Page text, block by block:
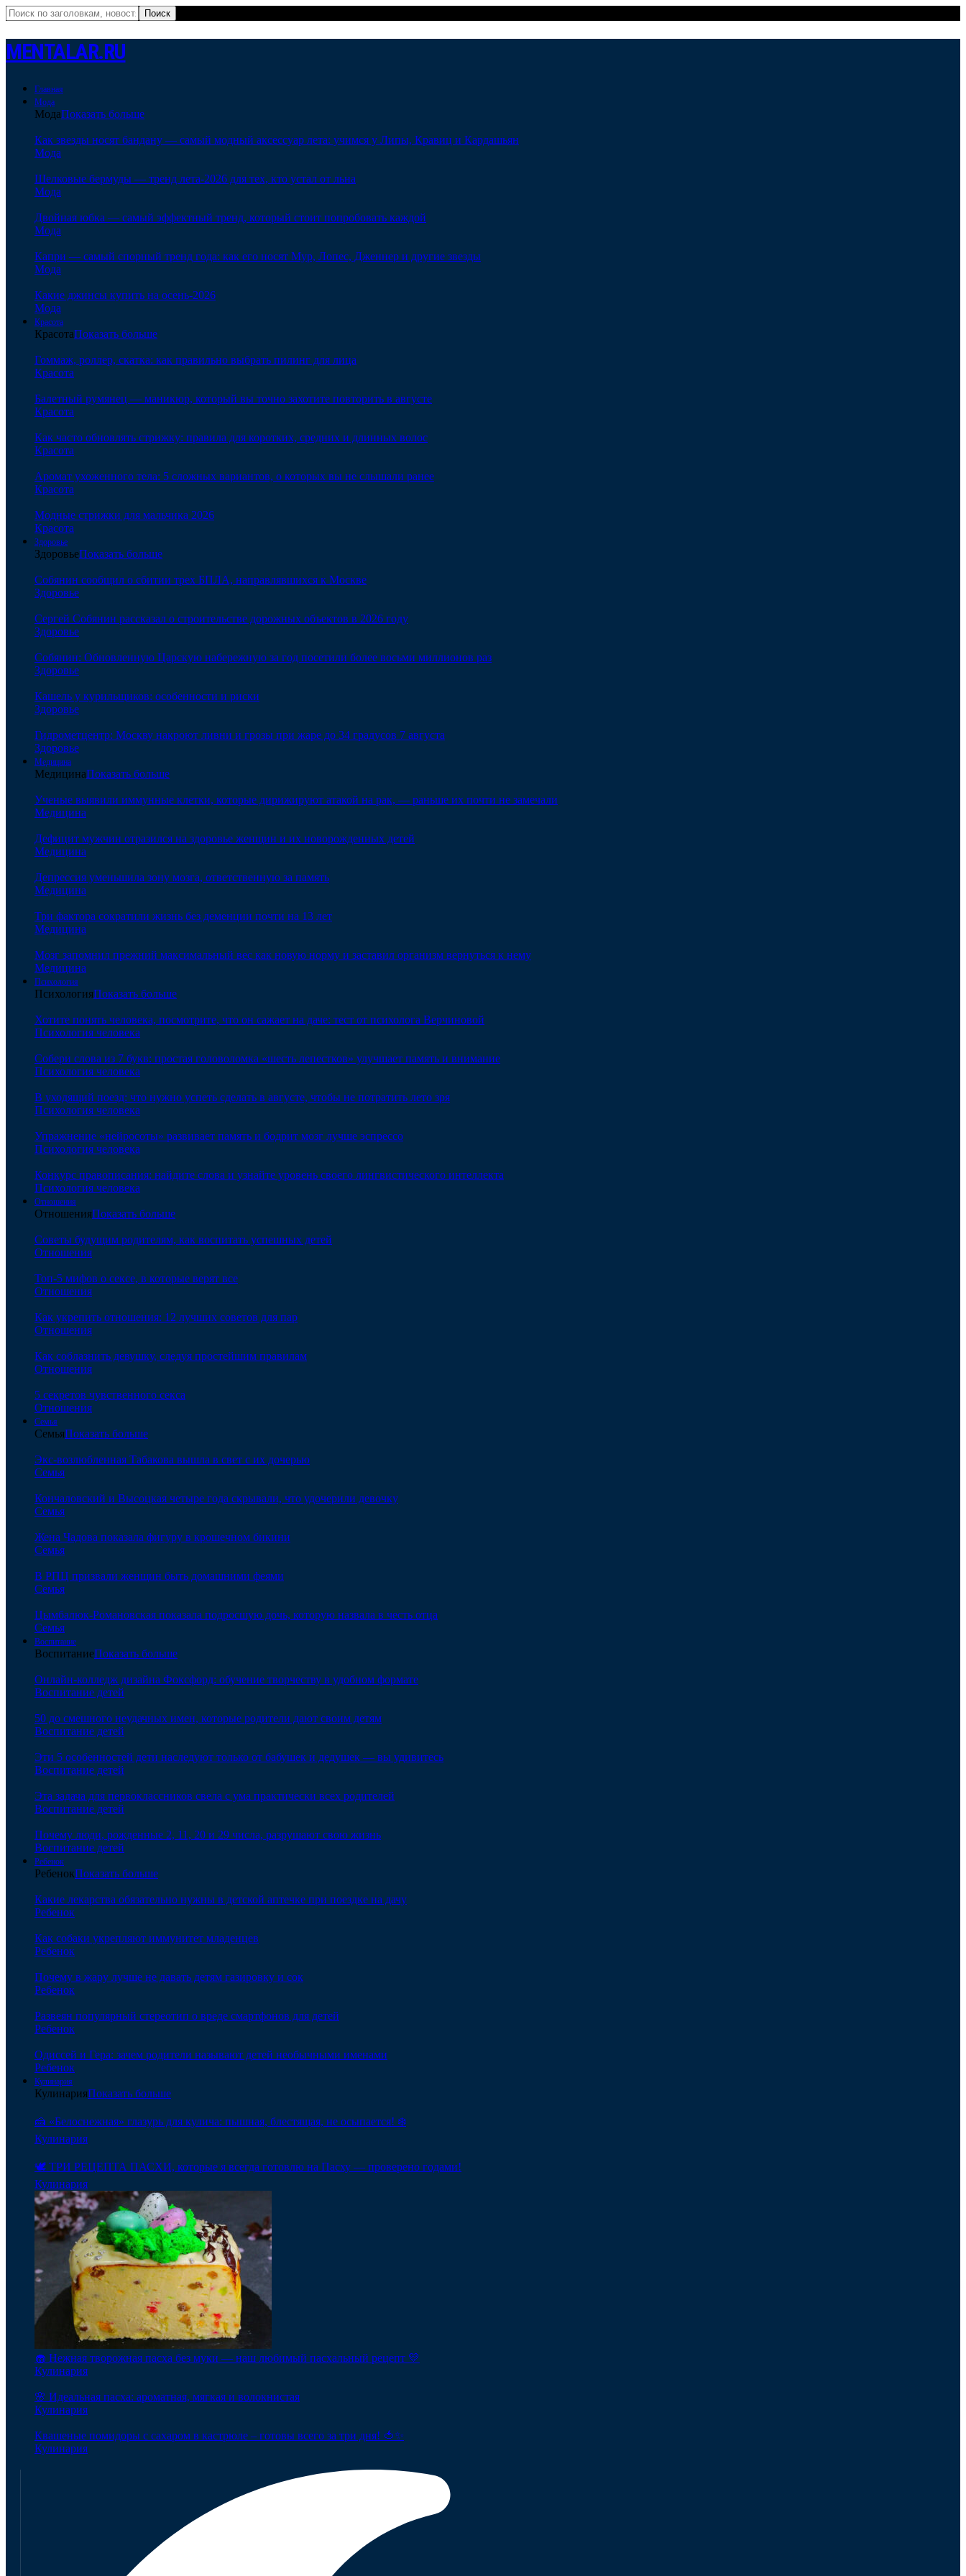
MENTALAR.RU
Главная
Мода
МодаПоказать больше
Как звезды носят бандану — самый модный аксессуар лета: учимся у Липы, Кравиц и Кардашьян
Мода
Шелковые бермуды — тренд лета-2026 для тех, кто устал от льна
Мода
Двойная юбка — самый эффектный тренд, который стоит попробовать каждой
Мода
Капри — самый спорный тренд года: как его носят Мур, Лопес, Дженнер и другие звезды
Мода
Какие джинсы купить на осень-2026
Мода
Красота
КрасотаПоказать больше
Гоммаж, роллер, скатка: как правильно выбрать пилинг для лица
Красота
Балетный румянец — маникюр, который вы точно захотите повторить в августе
Красота
Как часто обновлять стрижку: правила для коротких, средних и длинных волос
Красота
Аромат ухоженного тела: 5 сложных вариантов, о которых вы не слышали ранее
Красота
Модные стрижки для мальчика 2026
Красота
Здоровье
ЗдоровьеПоказать больше
Собянин сообщил о сбитии трех БПЛА, направлявшихся к Москве
Здоровье
Сергей Собянин рассказал о строительстве дорожных объектов в 2026 году
Здоровье
Собянин: Обновленную Царскую набережную за год посетили более восьми миллионов раз
Здоровье
Кашель у курильщиков: особенности и риски
Здоровье
Гидрометцентр: Москву накроют ливни и грозы при жаре до 34 градусов 7 августа
Здоровье
Медицина
МедицинаПоказать больше
Ученые выявили иммунные клетки, которые дирижируют атакой на рак, — раньше их почти не замечали
Медицина
Дефицит мужчин отразился на здоровье женщин и их новорожденных детей
Медицина
Депрессия уменьшила зону мозга, ответственную за память
Медицина
Три фактора сократили жизнь без деменции почти на 13 лет
Медицина
Мозг запомнил прежний максимальный вес как новую норму и заставил организм вернуться к нему
Медицина
Психология
ПсихологияПоказать больше
Хотите понять человека, посмотрите, что он сажает на даче: тест от психолога Верчиновой
Психология человека
Собери слова из 7 букв: простая головоломка «шесть лепестков» улучшает память и внимание
Психология человека
В уходящий поезд: что нужно успеть сделать в августе, чтобы не потратить лето зря
Психология человека
Упражнение «нейросоты» развивает память и бодрит мозг лучше эспрессо
Психология человека
Конкурс правописания: найдите слова и узнайте уровень своего лингвистического интеллекта
Психология человека
Отношения
ОтношенияПоказать больше
Советы будущим родителям, как воспитать успешных детей
Отношения
Топ-5 мифов о сексе, в которые верят все
Отношения
Как укрепить отношения: 12 лучших советов для пар
Отношения
Как соблазнить девушку, следуя простейшим правилам
Отношения
5 секретов чувственного секса
Отношения
Семья
СемьяПоказать больше
Экс-возлюбленная Табакова вышла в свет с их дочерью
Семья
Кончаловский и Высоцкая четыре года скрывали, что удочерили девочку
Семья
Жена Чадова показала фигуру в крошечном бикини
Семья
В РПЦ призвали женщин быть домашними феями
Семья
Цымбалюк-Романовская показала подросшую дочь, которую назвала в честь отца
Семья
Воспитание
ВоспитаниеПоказать больше
Онлайн-колледж дизайна Фоксфорд: обучение творчеству в удобном формате
Воспитание детей
50 до смешного неудачных имен, которые родители дают своим детям
Воспитание детей
Эти 5 особенностей дети наследуют только от бабушек и дедушек — вы удивитесь
Воспитание детей
Эта задача для первоклассников свела с ума практически всех родителей
Воспитание детей
Почему люди, рожденные 2, 11, 20 и 29 числа, разрушают свою жизнь
Воспитание детей
Ребенок
РебенокПоказать больше
Какие лекарства обязательно нужны в детской аптечке при поездке на дачу
Ребенок
Как собаки укрепляют иммунитет младенцев
Ребенок
Почему в жару лучше не давать детям газировку и сок
Ребенок
Развеян популярный стереотип о вреде смартфонов для детей
Ребенок
Одиссей и Гера: зачем родители называют детей необычными именами
Ребенок
Кулинария
КулинарияПоказать больше
🍰 «Белоснежная» глазурь для кулича: пышная, блестящая, не осыпается! ❄️
Кулинария
🕊️ ТРИ РЕЦЕПТА ПАСХИ, которые я всегда готовлю на Пасху — проверено годами!
Кулинария
🧁 Нежная творожная пасха без муки — наш любимый пасхальный рецепт 💛
Кулинария
🌸 Идеальная пасха: ароматная, мягкая и волокнистая
Кулинария
Квашеные помидоры с сахаром в кастрюле – готовы всего за три дня! 🍅✨
Кулинария